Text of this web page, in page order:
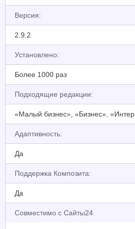
Версия:
2.9.2
Установлено:
Более 1000 раз
Подходящие редакции:
«Малый бизнес», «Бизнес»,
Адаптивность:
Да
Поддержка Композита:
Да
Совместимо с Сайты24